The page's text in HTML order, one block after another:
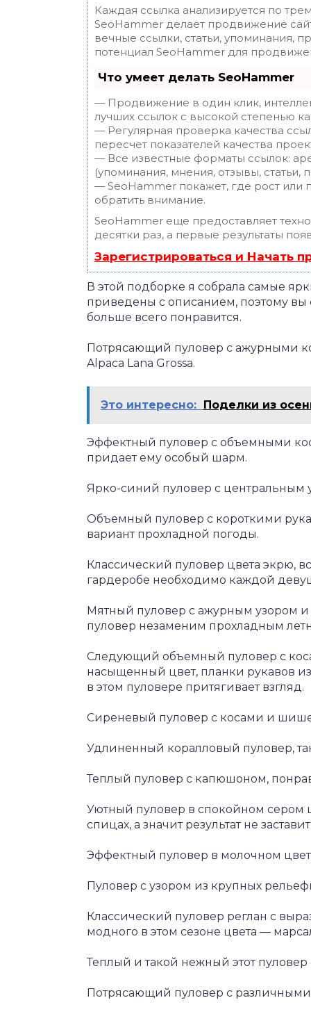
Каждая ссылка анализируется по
SeoHammer делает продвижение
вечные ссылки, статьи, упоминания,
потенциал SeoHammer для
Что умеет делать SeoHammer
— Продвижение в один клик,
лучших ссылок с высокой степенью
— Регулярная проверка качества
пересчет показателей качества
— Все известные форматы ссылок:
(упоминания, мнения, отзывы, статьи,
— SeoHammer покажет, где рост или
обратить внимание.
SeoHammer еще предоставляет
десятки раз, а первые результаты
Зарегистрироваться и Начать
В этой подборке я собрала самые
приведены с описанием, поэтому вы
больше всего понравится.
Потрясающий пуловер с ажурными
Alpaca Lana Grossa.
Это интересно: Поделки из
Эффектный пуловер с объемными
придает ему особый шарм.
Ярко-синий пуловер с центральным
Объемный пуловер с короткими
вариант прохладной погоды.
Классический пуловер цвета экрю,
гардеробе необходимо каждой
Мятный пуловер с ажурным узором и
пуловер незаменим прохладным
Следующий объемный пуловер с
насыщенный цвет, планки рукавов
в этом пуловере притягивает взгляд.
Сиреневый пуловер с косами и
Удлиненный коралловый пуловер,
Теплый пуловер с капюшоном,
Уютный пуловер в спокойном сером
спицах, а значит результат не
Эффектный пуловер в молочном
Пуловер с узором из крупных
Классический пуловер реглан с
модного в этом сезоне цвета —
Теплый и такой нежный этот
Потрясающий пуловер с различными